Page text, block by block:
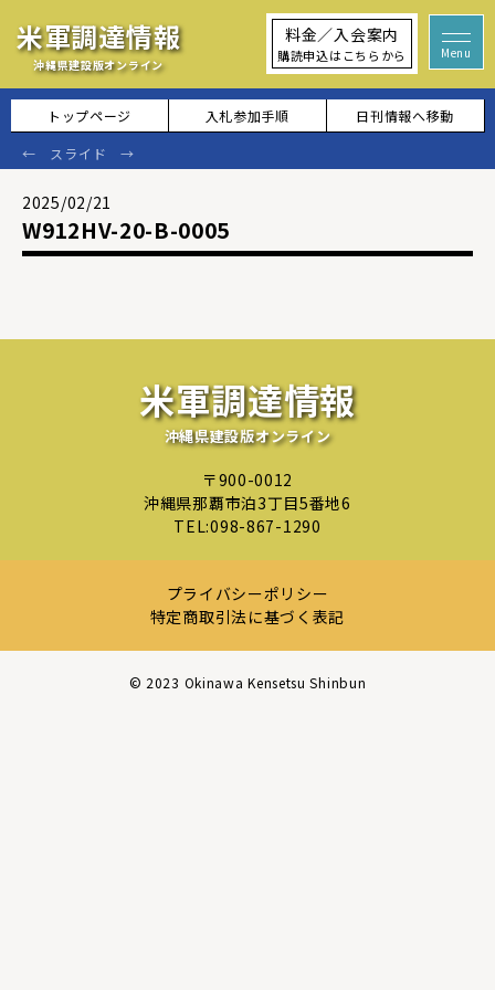
米軍調達情報
沖縄県建設版オンライン
料金／入会案内
購読申込はこちらから
トップページ 入札参加手順 日刊情報へ移動
2025/02/21
W912HV-20-B-0005
米軍調達情報
沖縄県建設版オンライン
〒900-0012
沖縄県那覇市泊3丁目5番地6
TEL:098-867-1290
プライバシーポリシー
特定商取引法に基づく表記
©︎ 2023 Okinawa Kensetsu Shinbun